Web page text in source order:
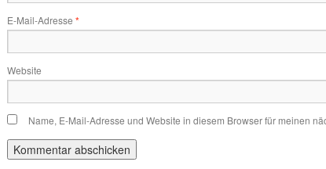
E-Mail-Adresse *
Website
Name, E-Mail-Adresse und Website in diesem Browser für meinen